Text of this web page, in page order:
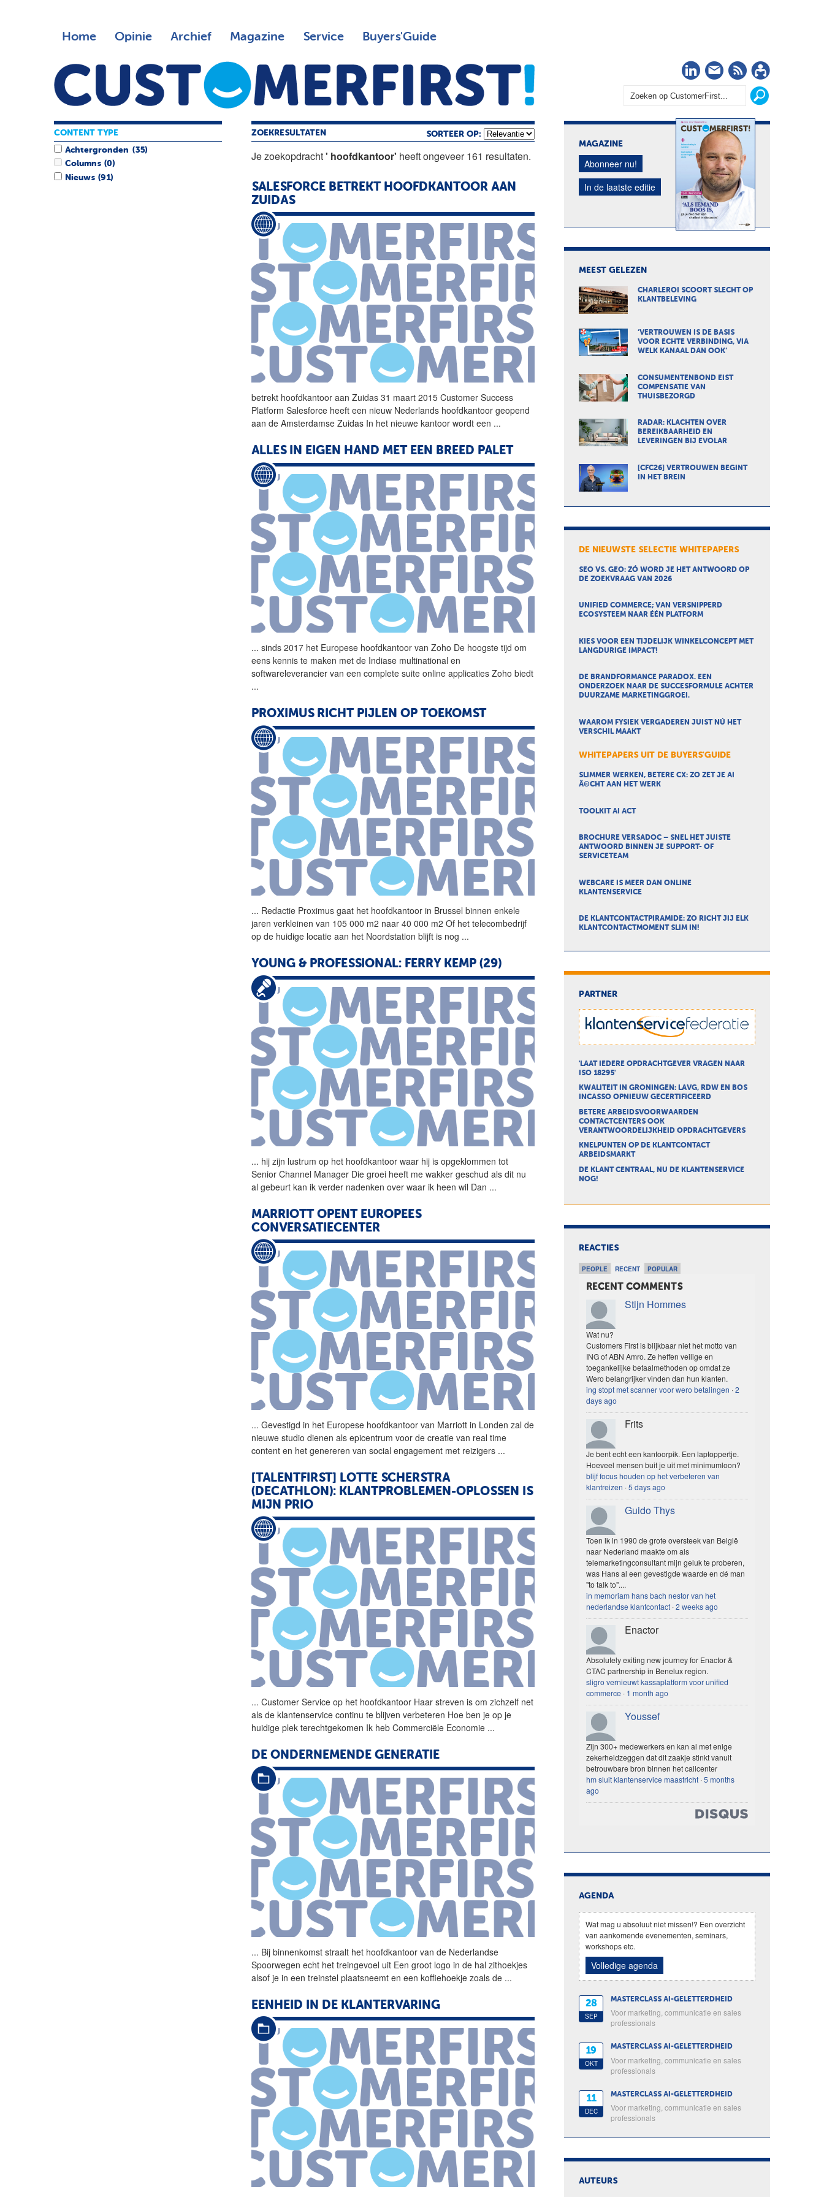
Home Opinie Archief Magazine Service Buyers'Guide
LinkedIn
Nieuwsbrief
RSS
ZOEKRESULTATEN SORTEER OP:
Je zoekopdracht' hoofdkantoor' heeft ongeveer 161 resultaten.
SALESFORCE BETREKT HOOFDKANTOOR AAN
ZUIDAS
betrekt hoofdkantoor aan Zuidas 31 maart 2015 Customer Success
Platform Salesforce heeft een nieuw Nederlands hoofdkantoor geopend
aan de Amsterdamse Zuidas In het nieuwe kantoor wordt een ...
ALLES IN EIGEN HAND MET EEN BREED PALET
... sinds 2017 het Europese hoofdkantoor van Zoho De hoogste tijd om
eens kennis te maken met de Indiase multinational en
softwareleverancier van een complete suite online applicaties Zoho biedt
...
PROXIMUS RICHT PIJLEN OP TOEKOMST
... Redactie Proximus gaat het hoofdkantoor in Brussel binnen enkele
jaren verkleinen van 105 000 m2 naar 40 000 m2 Of het telecombedrijf
op de huidige locatie aan het Noordstation blijft is nog ...
YOUNG & PROFESSIONAL: FERRY KEMP (29)
... hij zijn lustrum op het hoofdkantoor waar hij is opgeklommen tot
Senior Channel Manager Die groei heeft me wakker geschud als dit nu
al gebeurt kan ik verder nadenken over waar ik heen wil Dan ...
MARRIOTT OPENT EUROPEES
CONVERSATIECENTER
... Gevestigd in het Europese hoofdkantoor van Marriott in Londen zal de
nieuwe studio dienen als epicentrum voor de creatie van real time
content en het genereren van social engagement met reizigers ...
[TALENTFIRST] LOTTE SCHERSTRA
(DECATHLON): KLANTPROBLEMEN-OPLOSSEN IS
MIJN PRIO
... Customer Service op het hoofdkantoor Haar streven is om zichzelf net
als de klantenservice continu te blijven verbeteren Hoe ben je op je
huidige plek terechtgekomen Ik heb Commerciële Economie ...
DE ONDERNEMENDE GENERATIE
... Bij binnenkomst straalt het hoofdkantoor van de Nederlandse
Spoorwegen echt het treingevoel uit Een groot logo in de hal zithoekjes
alsof je in een treinstel plaatsneemt en een koffiehoekje zoals de ...
EENHEID IN DE KLANTERVARING
CONTENT TYPE
Achtergronden (35)
Columns (0)
Nieuws (91)
MAGAZINE
Abonneer nu!
In de laatste editie
MEEST GELEZEN
CHARLEROI SCOORT SLECHT OP
KLANTBELEVING
‘VERTROUWEN IS DE BASIS
VOOR ECHTE VERBINDING, VIA
WELK KANAAL DAN OOK’
CONSUMENTENBOND EIST
COMPENSATIE VAN
THUISBEZORGD
RADAR: KLACHTEN OVER
BEREIKBAARHEID EN
LEVERINGEN BIJ EVOLAR
[CFC26] VERTROUWEN BEGINT
IN HET BREIN
DE NIEUWSTE SELECTIE WHITEPAPERS
SEO VS. GEO: ZÓ WORD JE HET ANTWOORD OP
DE ZOEKVRAAG VAN 2026
UNIFIED COMMERCE; VAN VERSNIPPERD
ECOSYSTEEM NAAR ÉÉN PLATFORM
KIES VOOR EEN TIJDELIJK WINKELCONCEPT MET
LANGDURIGE IMPACT!
DE BRANDFORMANCE PARADOX. EEN
ONDERZOEK NAAR DE SUCCESFORMULE ACHTER
DUURZAME MARKETINGGROEI.
WAAROM FYSIEK VERGADEREN JUIST NÚ HET
VERSCHIL MAAKT
WHITEPAPERS UIT DE BUYERS'GUIDE
SLIMMER WERKEN, BETERE CX: ZO ZET JE AI
Ã©CHT AAN HET WERK
TOOLKIT AI ACT
BROCHURE VERSADOC – SNEL HET JUISTE
ANTWOORD BINNEN JE SUPPORT- OF
SERVICETEAM
WEBCARE IS MEER DAN ONLINE
KLANTENSERVICE
DE KLANTCONTACTPIRAMIDE: ZO RICHT JIJ ELK
KLANTCONTACTMOMENT SLIM IN!
PARTNER
'LAAT IEDERE OPDRACHTGEVER VRAGEN NAAR
ISO 18295'
KWALITEIT IN GRONINGEN: LAVG, RDW EN BOS
INCASSO OPNIEUW GECERTIFICEERD
BETERE ARBEIDSVOORWAARDEN
CONTACTCENTERS OOK
VERANTWOORDELIJKHEID OPDRACHTGEVERS
KNELPUNTEN OP DE KLANTCONTACT
ARBEIDSMARKT
DE KLANT CENTRAAL, NU DE KLANTENSERVICE
NOG!
REACTIES
PEOPLE RECENT POPULAR
RECENT COMMENTS
Stijn Hommes
Wat nu?
Customers First is blijkbaar niet het motto van
ING of ABN Amro. Ze heffen veilige en
toegankelijke betaalmethoden op omdat ze
Wero belangrijker vinden dan hun klanten.
ing stopt met scanner voor wero betalingen ·2
days ago
Frits
Je bent echt een kantoorpik. Een laptoppertje.
Hoeveel mensen buit je uit met minimumloon?
blijf focus houden op het verbeteren van
klantreizen ·5 days ago
Guido Thys
Toen ik in 1990 de grote oversteek van België
naar Nederland maakte om als
telemarketingconsultant mijn geluk te proberen,
was Hans al een gevestigde waarde en dé man
"to talk to"....
in memoriam hans bach nestor van het
nederlandse klantcontact ·2 weeks ago
Enactor
Absolutely exiting new journey for Enactor &
CTAC partnership in Benelux region.
sligro vernieuwt kassaplatform voor unified
commerce · 1 month ago
Youssef
Zijn 300+ medewerkers en kan al met enige
zekerheidzeggen dat dit zaakje stinkt vanuit
betrouwbare bron binnen het callcenter
hm sluit klantenservice maastricht ·5 months
ago
AGENDA
Wat mag u absoluut niet missen!? Een overzicht
van aankomende evenementen, seminars,
workshops etc.
Volledige agenda
28
SEP
MASTERCLASS AI-GELETTERDHEID
Voor marketing, communicatie en sales
professionals
19
OKT
MASTERCLASS AI-GELETTERDHEID
Voor marketing, communicatie en sales
professionals
11
DEC
MASTERCLASS AI-GELETTERDHEID
Voor marketing, communicatie en sales
professionals
AUTEURS